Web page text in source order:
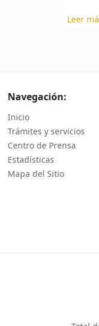
Leer
Navegación:
Inicio
Trámites y servicios
Centro de Prensa
Estadísticas
Mapa del Sitio